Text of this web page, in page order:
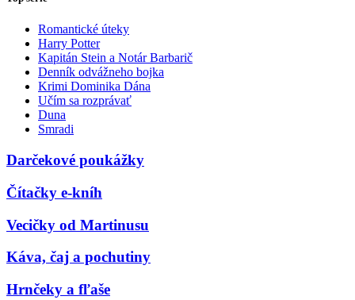
Romantické úteky
Harry Potter
Kapitán Stein a Notár Barbarič
Denník odvážneho bojka
Krimi Dominika Dána
Učím sa rozprávať
Duna
Smradi
Darčekové poukážky
Čítačky e-kníh
Vecičky od Martinusu
Káva, čaj a pochutiny
Hrnčeky a fľaše